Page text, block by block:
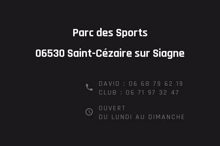
Parc des Sports
06530 Saint-Cézaire sur Siagne
DAVID : 06 68 79 62 19
CLUB : 06 71 97 32 47
OUVERT
DU LUNDI AU DIMANCHE